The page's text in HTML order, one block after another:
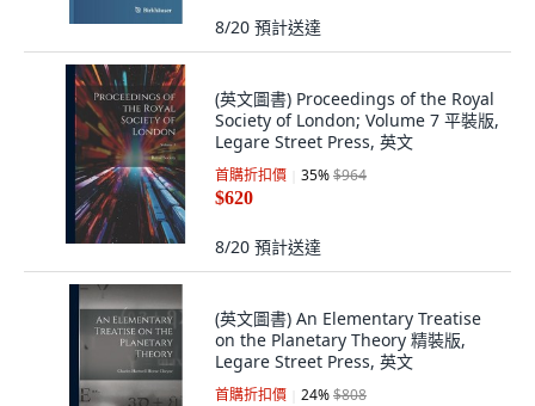
8/20 預計送達
(英文圖書) Proceedings of the Royal
Society of London; Volume 7 平裝版,
Legare Street Press, 英文
首購折扣價 35%$964
$620
8/20 預計送達
(英文圖書) An Elementary Treatise
on the Planetary Theory 精裝版,
Legare Street Press, 英文
首購折扣價 24%$808